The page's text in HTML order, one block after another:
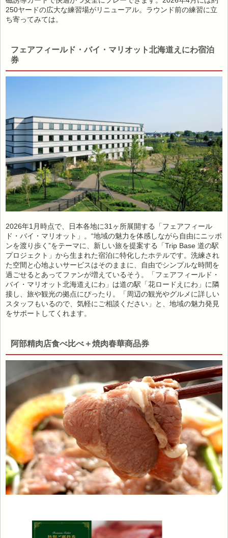
250ヤードの広大な練習場がリニューアル。ラウンド前の練習に立
ち寄ってみては。
フェアフィールド・バイ・マリオット北海道えにわ宿泊
券
2026年1月時点で、日本各地に31ヶ所展開する「フェアフィール
ド・バイ・マリオット」。“地域の魅力を体感しながら自由にニッポ
ンを渡り歩く”をテーマに、新しい旅を提案する「Trip Base 道の駅
プロジェクト」から生まれた宿泊に特化したホテルです。洗練され
た空間と心地よいサービスはそのままに、自由でシンプルな時間を
過ごせるとあってファンが増えているそう。「フェアフィールド・
バイ・マリオット北海道えにわ」は道の駅「花ロードえにわ」に隣
接し、旅や観光の拠点にぴったり。「周辺の観光やグルメに詳しい
スタッフもいるので、気軽にご相談ください」と、地域の魅力発見
をサポートしてくれます。
阿部精肉店食べ比べ＋焼肉春華商品券